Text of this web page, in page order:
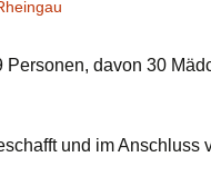
davon 30
und im Anschluss